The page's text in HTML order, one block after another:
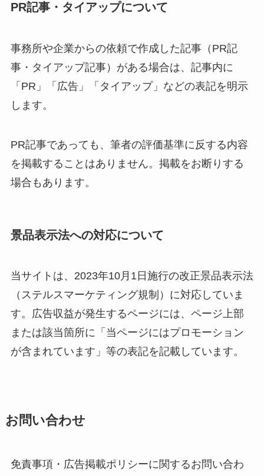
PR記事・タイアップについて
事務所や企業からの依頼で作成した記事（PR記
事・タイアップ記事）がある場合は、記事内に
「PR」「広告」「タイアップ」などの表記を明示
します。
PR記事であっても、筆者の評価基準に反する内容
を掲載することはありません。掲載をお断りする
場合もあります。
景品表示法への対応について
当サイトは、2023年10月1日施行の改正景品表示法
（ステルスマーケティング規制）に対応していま
す。広告収益が発生するページには、ページ上部
または該当箇所に「当ページにはプロモーション
が含まれています」等の表記を記載しています。
お問い合わせ
免責事項・広告掲載ポリシーに関するお問い合わ